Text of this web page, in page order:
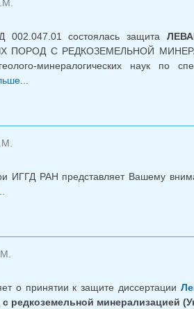
002.047.01 состоялась защита
С РЕДКОЗЕМЕЛЬНОЙ
минералогических наук по
ИГГД РАН представляет Вашему
о принятии к защите диссертации
редкоземельной минерализацией